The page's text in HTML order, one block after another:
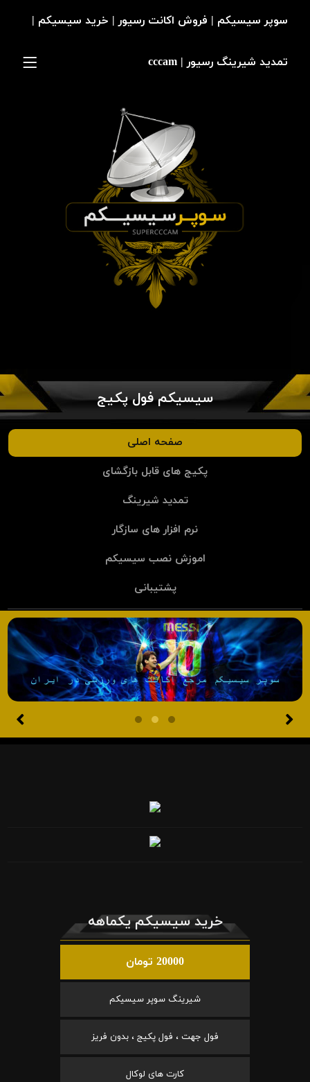
سیسیکم فول پکیج
صفحه اصلی
پکیج های قابل بازگشای
تمدید شیرینگ
نرم افزار های سازگار
اموزش نصب سیسیکم
پشتیبانی
خرید سیسیکم یکماهه
20000 تومان
شیرینگ سوپر سیسیکم
فول جهت ، فول پکیج ، بدون فریز
کارت های لوکال
سوپر سیسیکم | فروش اکانت رسیور | خرید سیسیکم |
تمدید شیرینگ رسیور | cccam